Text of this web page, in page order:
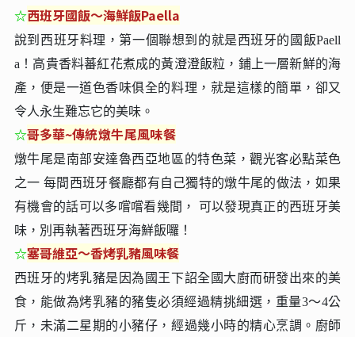
☆西班牙國飯～海鮮飯Paella
說到西班牙料理，第一個聯想到的就是西班牙的國飯Paell
a！高貴香料蕃紅花煮成的黃澄澄飯粒，鋪上一層新鮮的海
產，便是一道色香味俱全的料理，就是這樣的簡單，卻又
令人永生難忘它的美味。
☆哥多華~傳統燉牛尾風味餐
燉牛尾是南部安達魯西亞地區的特色菜，觀光客必點菜色
之一 每間西班牙餐廳都有自己獨特的燉牛尾的做法，如果
有機會的話可以多嚐嚐看幾間， 可以發現真正的西班牙美
味，別再執著西班牙海鮮飯囉！
☆塞哥維亞～香烤乳豬風味餐
西班牙的烤乳豬是因為國王下詔全國大廚而研發出來的美
食，能做為烤乳豬的豬隻必須經過精挑細選，重量3～4公
斤，未滿二星期的小豬仔，經過幾小時的精心烹調。廚師